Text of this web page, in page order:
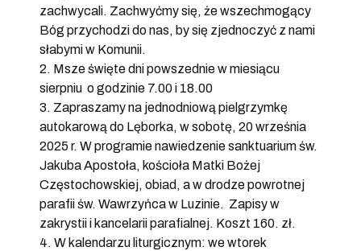
zachwycali. Zachwyćmy się, że wszechmogący
Bóg przychodzi do nas, by się zjednoczyć z nami
słabymi w Komunii.
2. Msze święte dni powszednie w miesiącu
sierpniu o godzinie 7.00 i 18.00
3. Zapraszamy na jednodniową pielgrzymkę
autokarową do Lęborka, w sobotę, 20 września
2025 r. W programie nawiedzenie sanktuarium św.
Jakuba Apostoła, kościoła Matki Bożej
Częstochowskiej, obiad, a w drodze powrotnej
parafii św. Wawrzyńca w Luzinie. Zapisy w
zakrystii i kancelarii parafialnej. Koszt 160. zł.
4. W kalendarzu liturgicznym: we wtorek